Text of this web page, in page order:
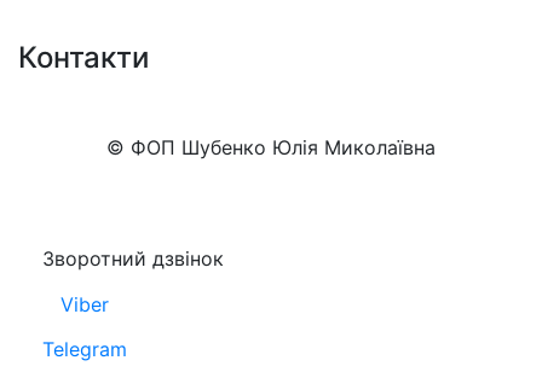
Контакти
© ФОП Шубенко Юлія Миколаївна
Зворотний дзвінок
Viber
Telegram